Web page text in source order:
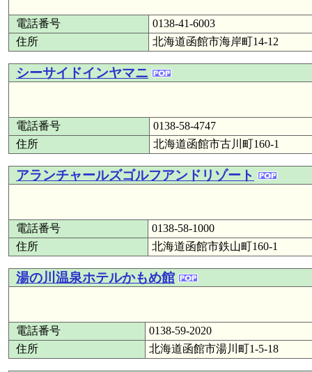
電話番号
0138-41-6003
住所
北海道函館市海岸町14-12
シーサイドインヤマニ
電話番号
0138-58-4747
住所
北海道函館市古川町160-1
アランチャールズゴルフアンドリゾート
電話番号
0138-58-1000
住所
北海道函館市鉄山町160-1
湯の川温泉ホテルかもめ館
電話番号
0138-59-2020
住所
北海道函館市湯川町1-5-18